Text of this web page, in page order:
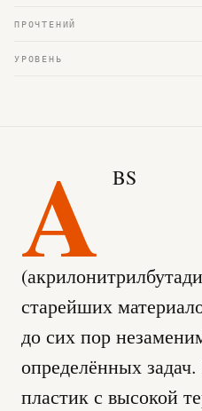
ПРОЧТЕНИЙ
УРОВЕНЬ
A BS
старейших
до сих пор
определённых
пластик с высокой